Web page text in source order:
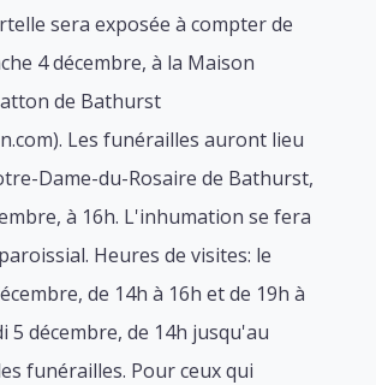
sera exposée à compter de
4 décembre, à la Maison
de Bathurst
Les funérailles auront lieu
Dame-du-Rosaire de Bathurst,
à 16h. L'inhumation se fera
Heures de visites: le
de 14h à 16h et de 19h à
5 décembre, de 14h jusqu'au
funérailles. Pour ceux qui